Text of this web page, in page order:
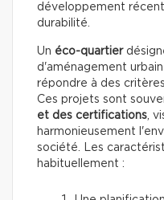
développement
durabilité.
Un éco-quartier
d'aménagement urbain
répondre à des
Ces projets sont
et des certifications ,
harmonieusement
société. Les
habituellement :